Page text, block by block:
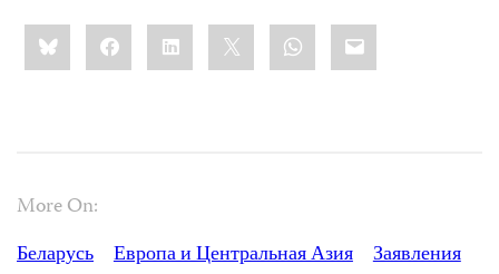
Share
this:BlueskyFacebookLinkedIn WhatsApp
Email
More On:
Беларусь
Европа и Центральная Азия Заявления